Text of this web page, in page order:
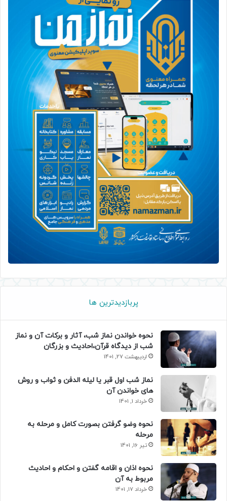
پربازدیدترین ها
نحوه خواندن نماز شب، آثار و برکات آن و نماز
شب از دیدگاه قرآن،احادیث و بزرگان
اردیبهشت 27, 1401
نماز شب اول قبر یا لیله الدفن و ثواب و روش
های خواندن آن
خرداد 1, 1401
نحوه وضو گرفتن بصورت کامل و مرحله به
مرحله
تیر 16, 1401
نحوه اذان و اقامه گفتن و احکام و احادیث
مربوط به آن
خرداد 17, 1401